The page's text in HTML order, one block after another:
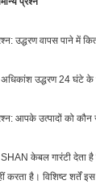
उद्धरण वापस पाने में
अधिकांश उद्धरण 24 घंटे के
आपके उत्पादों को कौन
केबल गारंटी देता है
करता है। विशिष्ट शर्तें